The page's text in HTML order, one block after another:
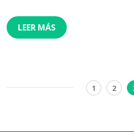
LEER MÁS
NavegaciónPágina
1 2